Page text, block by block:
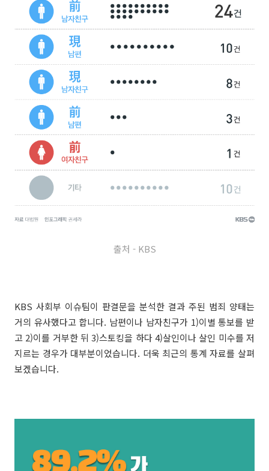
출처 - KBS
KBS 사회부 이슈팀이 판결문을 분석한 결과 주된 범죄 양태는
거의 유사했다고 합니다. 남편이나 남자친구가 1)이별 통보를 받
고 2)이를 거부한 뒤 3)스토킹을 하다 4)살인이나 살인 미수를 저
지르는 경우가 대부분이었습니다. 더욱 최근의 통계 자료를 살펴
보겠습니다.